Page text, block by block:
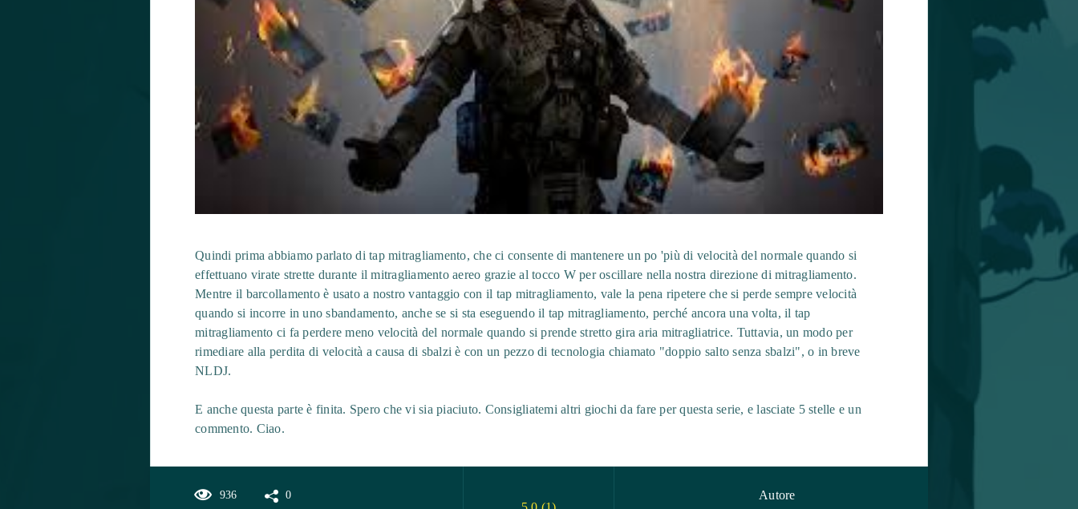
Quindi prima abbiamo parlato di tap mitragliamento, che ci consente di mantenere un po 'più di velocità del normale quando si
effettuano virate strette durante il mitragliamento aereo grazie al tocco W per oscillare nella nostra direzione di mitragliamento.
Mentre il barcollamento è usato a nostro vantaggio con il tap mitragliamento, vale la pena ripetere che si perde sempre velocità
quando si incorre in uno sbandamento, anche se si sta eseguendo il tap mitragliamento, perché ancora una volta, il tap
mitragliamento ci fa perdere meno velocità del normale quando si prende stretto gira aria mitragliatrice. Tuttavia, un modo per
rimediare alla perdita di velocità a causa di sbalzi è con un pezzo di tecnologia chiamato "doppio salto senza sbalzi", o in breve
NLDJ.
E anche questa parte è finita. Spero che vi sia piaciuto. Consigliatemi altri giochi da fare per questa serie, e lasciate 5 stelle e un
commento. Ciao.
936 0 Autore